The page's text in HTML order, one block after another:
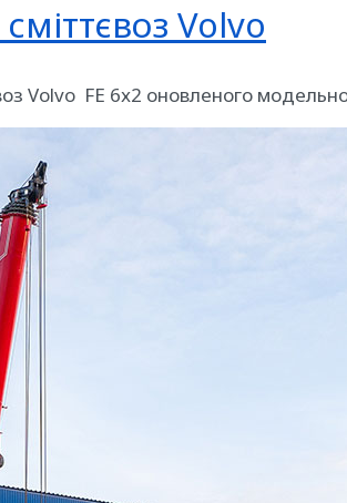
Volvo
Volvo FE 6х2 оновленого